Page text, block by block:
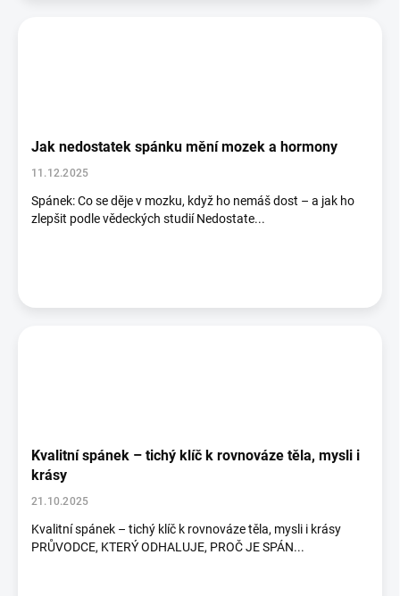
Jak nedostatek spánku mění mozek a hormony
11.12.2025
Spánek: Co se děje v mozku, když ho nemáš dost – a jak ho
zlepšit podle vědeckých studií Nedostate...
Kvalitní spánek – tichý klíč k rovnováze těla, mysli i
krásy
21.10.2025
Kvalitní spánek – tichý klíč k rovnováze těla, mysli i krásy
PRŮVODCE, KTERÝ ODHALUJE, PROČ JE SPÁN...